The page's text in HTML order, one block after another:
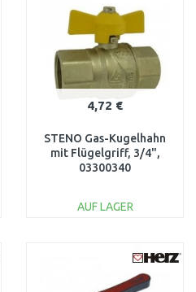
Vergleichen
4,72 €
STENO Gas-Kugelhahn
mit Flügelgriff, 3/4",
03300340
AUF LAGER
Vergleichen